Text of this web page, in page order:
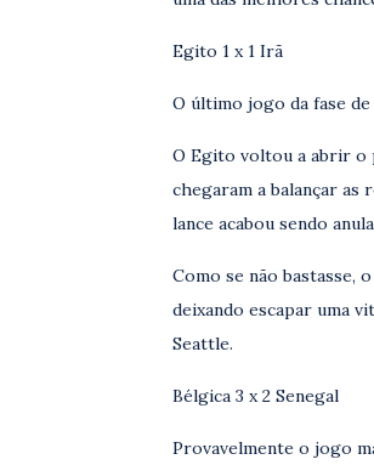
Egito 1 x 1 Irã
O último jogo da fase
O Egito voltou a abrir o
chegaram a balançar as
lance acabou sendo
Como se não bastasse,
deixando escapar uma
Seattle.
Bélgica 3 x 2 Senegal
Provavelmente o jogo